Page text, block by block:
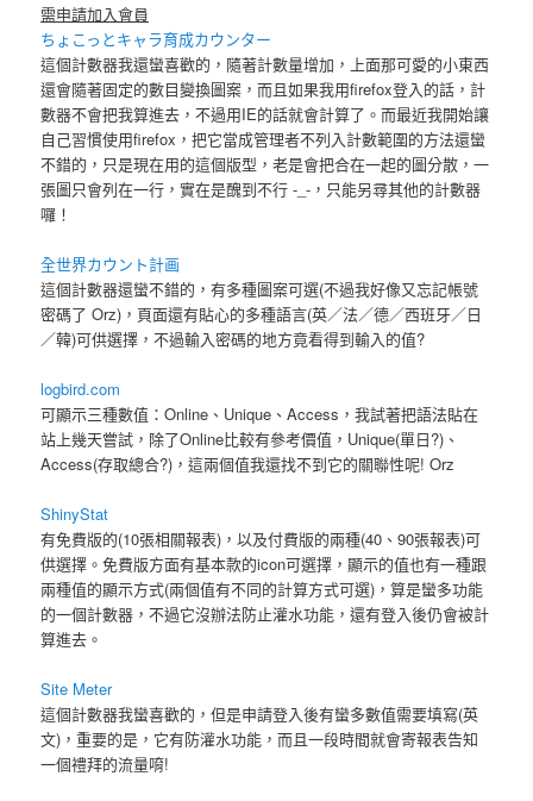
需申請加入會員
ちょこっとキャラ育成カウンター
這個計數器我還蠻喜歡的，隨著計數量增加，上面那可愛的小東西
還會隨著固定的數目變換圖案，而且如果我用firefox登入的話，計
數器不會把我算進去，不過用IE的話就會計算了。而最近我開始讓
自己習慣使用firefox，把它當成管理者不列入計數範圍的方法還蠻
不錯的，只是現在用的這個版型，老是會把合在一起的圖分散，一
張圖只會列在一行，實在是醜到不行 -_-，只能另尋其他的計數器
囉！
全世界カウント計画
這個計數器還蠻不錯的，有多種圖案可選(不過我好像又忘記帳號
密碼了 Orz)，頁面還有貼心的多種語言(英／法／德／西班牙／日
／韓)可供選擇，不過輸入密碼的地方竟看得到輸入的值?
logbird.com
可顯示三種數值：Online、Unique、Access，我試著把語法貼在
站上幾天嘗試，除了Online比較有參考價值，Unique(單日?)、
Access(存取總合?)，這兩個值我還找不到它的關聯性呢! Orz
ShinyStat
有免費版的(10張相關報表)，以及付費版的兩種(40、90張報表)可
供選擇。免費版方面有基本款的icon可選擇，顯示的值也有一種跟
兩種值的顯示方式(兩個值有不同的計算方式可選)，算是蠻多功能
的一個計數器，不過它沒辦法防止灌水功能，還有登入後仍會被計
算進去。
Site Meter
這個計數器我蠻喜歡的，但是申請登入後有蠻多數值需要填寫(英
文)，重要的是，它有防灌水功能，而且一段時間就會寄報表告知
一個禮拜的流量唷!